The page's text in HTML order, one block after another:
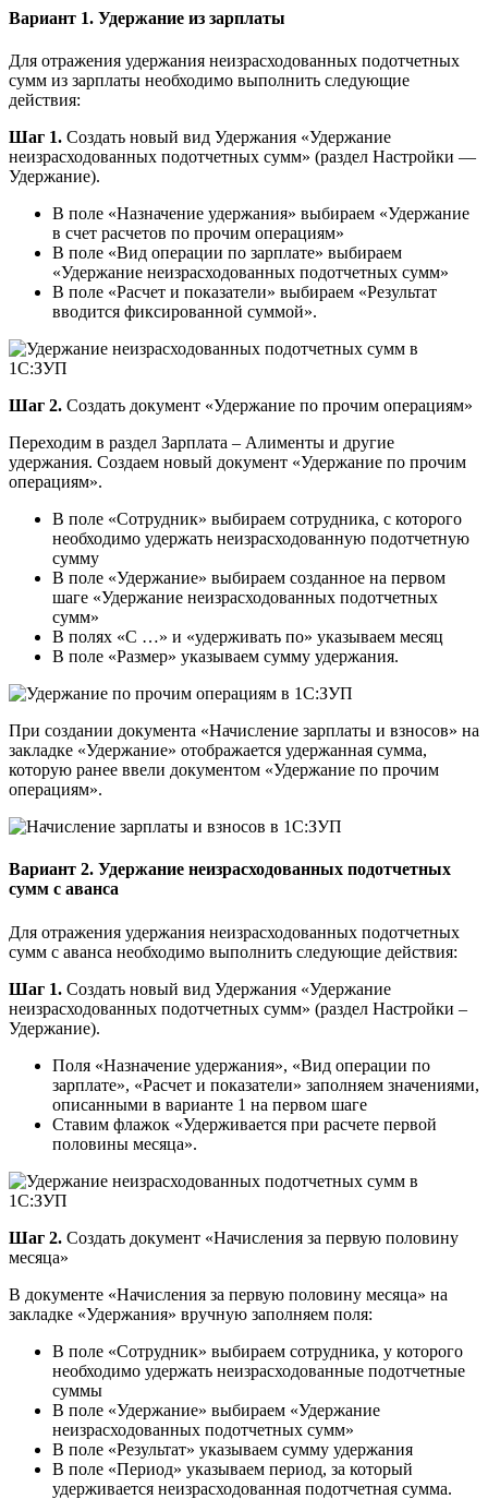
Вариант 1. Удержание из зарплаты
Для отражения удержания неизрасходованных подотчетных
сумм из зарплаты необходимо выполнить следующие
действия:
Шаг 1. Создать новый вид Удержания «Удержание
неизрасходованных подотчетных сумм» (раздел Настройки —
Удержание).
В поле «Назначение удержания» выбираем «Удержание
в счет расчетов по прочим операциям»
В поле «Вид операции по зарплате» выбираем
«Удержание неизрасходованных подотчетных сумм»
В поле «Расчет и показатели» выбираем «Результат
вводится фиксированной суммой».
Шаг 2. Создать документ «Удержание по прочим операциям»
Переходим в раздел Зарплата – Алименты и другие
удержания. Создаем новый документ «Удержание по прочим
операциям».
В поле «Сотрудник» выбираем сотрудника, с которого
необходимо удержать неизрасходованную подотчетную
сумму
В поле «Удержание» выбираем созданное на первом
шаге «Удержание неизрасходованных подотчетных
сумм»
В полях «С …» и «удерживать по» указываем месяц
В поле «Размер» указываем сумму удержания.
При создании документа «Начисление зарплаты и взносов» на
закладке «Удержание» отображается удержанная сумма,
которую ранее ввели документом «Удержание по прочим
операциям».
Вариант 2. Удержание неизрасходованных подотчетных
сумм с аванса
Для отражения удержания неизрасходованных подотчетных
сумм с аванса необходимо выполнить следующие действия:
Шаг 1. Создать новый вид Удержания «Удержание
неизрасходованных подотчетных сумм» (раздел Настройки –
Удержание).
Поля «Назначение удержания», «Вид операции по
зарплате», «Расчет и показатели» заполняем значениями,
описанными в варианте 1 на первом шаге
Ставим флажок «Удерживается при расчете первой
половины месяца».
Шаг 2. Создать документ «Начисления за первую половину
месяца»
В документе «Начисления за первую половину месяца» на
закладке «Удержания» вручную заполняем поля:
В поле «Сотрудник» выбираем сотрудника, у которого
необходимо удержать неизрасходованные подотчетные
суммы
В поле «Удержание» выбираем «Удержание
неизрасходованных подотчетных сумм»
В поле «Результат» указываем сумму удержания
В поле «Период» указываем период, за который
удерживается неизрасходованная подотчетная сумма.